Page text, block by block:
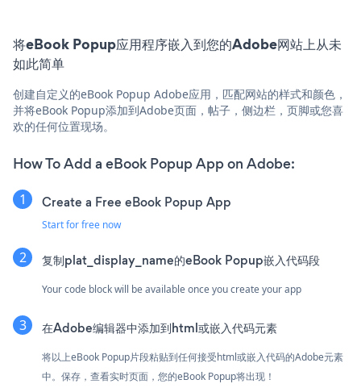
将eBook Popup应用程序嵌入到您的Adobe网站上从未
如此简单
创建自定义的eBook Popup Adobe应用，匹配网站的样式和颜色，
并将eBook Popup添加到Adobe页面，帖子，侧边栏，页脚或您喜
欢的任何位置现场。
How To Add a eBook Popup App on Adobe:
Create a Free eBook Popup App
Start for free now
复制plat_display_name的eBook Popup嵌入代码段
Your code block will be available once you create your app
在Adobe编辑器中添加到html或嵌入代码元素
将以上eBook Popup片段粘贴到任何接受html或嵌入代码的Adobe元素
中。保存，查看实时页面，您的eBook Popup将出现！